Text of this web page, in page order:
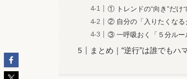
① トレンドの“向き”だけ
② 自分の「入りたくなる
③ 一呼吸おく「５分ルー
まとめ｜“逆行”は誰でもハ